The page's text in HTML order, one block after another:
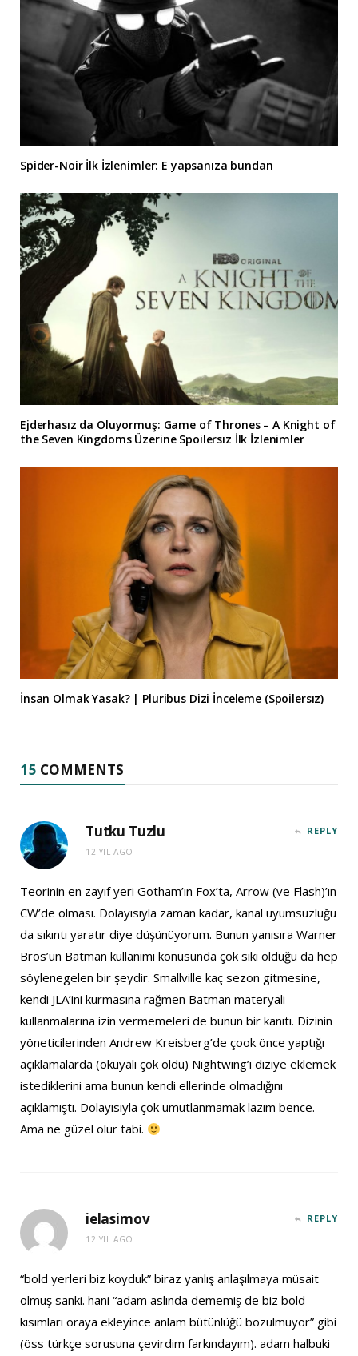
Spider-Noir İlk İzlenimler: E yapsanıza bundan
Ejderhasız da Oluyormuş: Game of Thrones – A Knight of
the Seven Kingdoms Üzerine Spoilersız İlk İzlenimler
İnsan Olmak Yasak? | Pluribus Dizi İnceleme (Spoilersız)
15 COMMENTS
Tutku Tuzlu
12 YIL AGO
REPLY
Teorinin en zayıf yeri Gotham’ın Fox’ta, Arrow (ve Flash)’ın
CW’de olması. Dolayısıyla zaman kadar, kanal uyumsuzluğu
da sıkıntı yaratır diye düşünüyorum. Bunun yanısıra Warner
Bros’un Batman kullanımı konusunda çok sıkı olduğu da hep
söylenegelen bir şeydir. Smallville kaç sezon gitmesine,
kendi JLA’ini kurmasına rağmen Batman materyali
kullanmalarına izin vermemeleri de bunun bir kanıtı. Dizinin
yöneticilerinden Andrew Kreisberg’de çook önce yaptığı
açıklamalarda (okuyalı çok oldu) Nightwing’i diziye eklemek
istediklerini ama bunun kendi ellerinde olmadığını
açıklamıştı. Dolayısıyla çok umutlanmamak lazım bence.
Ama ne güzel olur tabi.
ielasimov
12 YIL AGO
REPLY
“bold yerleri biz koyduk” biraz yanlış anlaşılmaya müsait
olmuş sanki. hani “adam aslında dememiş de biz bold
kısımları oraya ekleyince anlam bütünlüğü bozulmuyor” gibi
(öss türkçe sorusuna çevirdim farkındayım). adam halbuki